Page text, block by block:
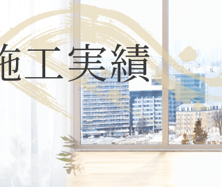
工実績